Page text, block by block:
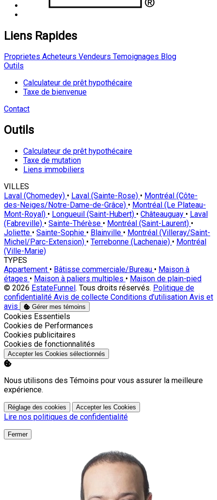
Liens Rapides
Proprietes Acheteurs Vendeurs Temoignages Blog
Outils
Calculateur de prêt hypothécaire
Taxe de bienvenue
Contact
Outils
Calculateur de prêt hypothécaire
Taxe de mutation
Liens immobiliers
VILLES
Laval (Chomedey) • Laval (Sainte-Rose) • Montréal (Côte-
des-Neiges/Notre-Dame-de-Grâce) • Montréal (Le Plateau-
Mont-Royal) • Longueuil (Saint-Hubert) • Châteauguay • Laval
(Fabreville) • Sainte-Thérèse • Montréal (Saint-Laurent) •
Joliette • Sainte-Sophie • Blainville • Montréal (Villeray/Saint-
Michel/Parc-Extension) • Terrebonne (Lachenaie) • Montréal
(Ville-Marie)
TYPES
Appartement • Bâtisse commerciale/Bureau • Maison à
étages • Maison à paliers multiples • Maison de plain-pied
© 2026 EstateFunnel . Tous droits réservés. Politique de
confidentialité Avis de collecte Conditions d’utilisation Avis et
avis
Gérer mes témoins
Activer
Cookies Essentiels
Activer
Cookies de Performances
Activer
Cookies publicitaires
Activer
Cookies de fonctionnalités
Accepter les Cookies sélectionnés
Nous utilisons des Témoins pour vous assurer la meilleure
expérience.
Réglage des cookies Accepter les Cookies
Lire nos politiques de confidentialité
Fermer